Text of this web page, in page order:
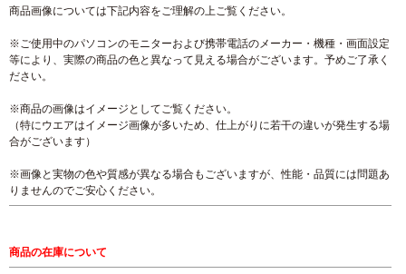
商品画像については下記内容をご理解の上ご覧ください。
※ご使用中のパソコンのモニターおよび携帯電話のメーカー・機種・画面設定
等により、実際の商品の色と異なって見える場合がございます。予めご了承く
ださい。
※商品の画像はイメージとしてご覧ください。
（特にウエアはイメージ画像が多いため、仕上がりに若干の違いが発生する場
合がございます）
※画像と実物の色や質感が異なる場合もございますが、性能・品質には問題あ
りませんのでご安心ください。
商品の在庫について